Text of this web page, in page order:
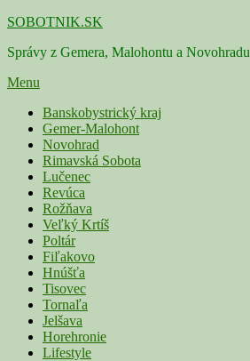
Skip
content
SOBOTNIK.SK
Správy z Gemera, Malohontu a Novohradu
Menu
Primárne
menu
Banskobystrický kraj
Gemer-Malohont
Novohrad
Rimavská Sobota
Lučenec
Revúca
Rožňava
Veľký Krtíš
Poltár
Fiľakovo
Hnúšťa
Tisovec
Tornaľa
Jelšava
Horehronie
Lifestyle